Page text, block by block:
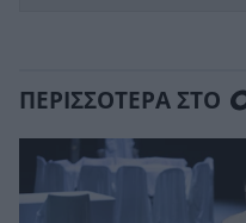
ΠΕΡΙΣΣΟΤΕΡΑ ΣΤΟ